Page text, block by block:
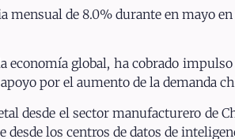
mensual de 8.0% durante en mayo
economía global, ha cobrado
por el aumento de la
desde el sector manufacturero
los centros de datos de